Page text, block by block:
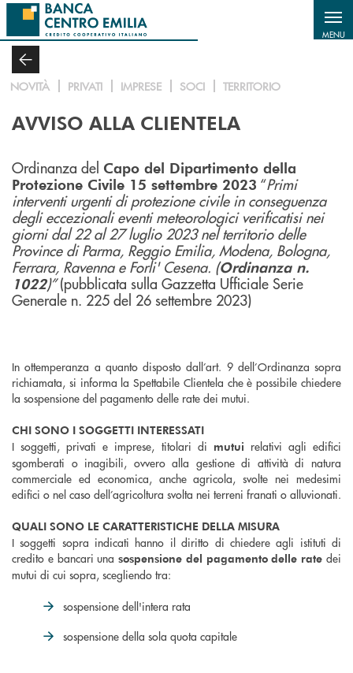
Salta al contenuto principale
MENU
NOVITÀ PRIVATI IMPRESE SOCI TERRITORIO
AVVISO ALLA CLIENTELA
Ordinanza del Capo del Dipartimento della
Protezione Civile 15 settembre 2023 “Primi
interventi urgenti di protezione civile in conseguenza
degli eccezionali eventi meteorologici verificatisi nei
giorni dal 22 al 27 luglio 2023 nel territorio delle
Province di Parma, Reggio Emilia, Modena, Bologna,
Ferrara, Ravenna e Forli' Cesena. (Ordinanza n.
1022)”(pubblicata sulla Gazzetta Ufficiale Serie
Generale n. 225 del 26 settembre 2023)
In ottemperanza a quanto disposto dall’art. 9 dell’Ordinanza sopra
richiamata, si informa la Spettabile Clientela che è possibile chiedere
la sospensione del pagamento delle rate dei mutui.
CHI SONO I SOGGETTI INTERESSATI
I soggetti, privati e imprese, titolari di mutui relativi agli edifici
sgomberati o inagibili, ovvero alla gestione di attività di natura
commerciale ed economica, anche agricola, svolte nei medesimi
edifici o nel caso dell’agricoltura svolta nei terreni franati o alluvionati.
QUALI SONO LE CARATTERISTICHE DELLA MISURA
I soggetti sopra indicati hanno il diritto di chiedere agli istituti di
credito e bancari unasospensione del pagamento delle rate dei
mutui di cui sopra, scegliendo tra:
sospensione dell'intera rata
sospensione della sola quota capitale